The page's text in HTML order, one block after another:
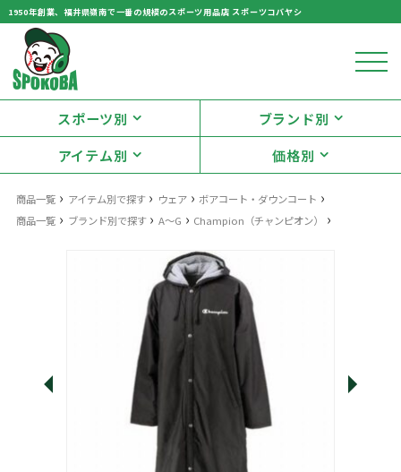
1950年創業、福井県嶺南で一番の規模のスポーツ用品店 スポーツコバヤシ
スポーツ別
ブランド別
アイテム別
価格別
商品一覧 › アイテム別で探す› ウェア› ボアコート・ダウンコート ›
商品一覧 › ブランド別で探す› A～G › Champion（チャンピオン） ›